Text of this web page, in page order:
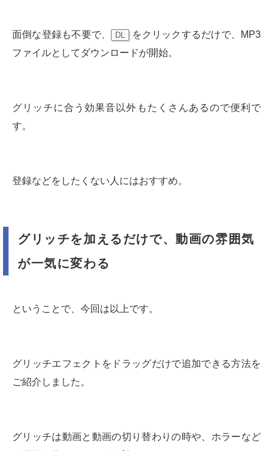
面倒な登録も不要で、 DL
をクリックするだけで、MP3
ファイルとしてダウンロードが開始。
グリッチに合う効果音以外もたくさんあるので便利で
す。
登録などをしたくない人にはおすすめ。
グリッチを加えるだけで、動画の雰囲気
が一気に変わる
ということで、今回は以上です。
グリッチエフェクトをドラッグだけで追加できる方法を
ご紹介しました。
グリッチは動画と動画の切り替わりの時や、ホラーなど